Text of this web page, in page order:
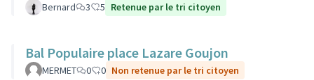
Bernard 3 5 Retenue par le tri citoyen
Bal Populaire place Lazare Goujon
MERMET 0 0 Non retenue par le tri citoyen